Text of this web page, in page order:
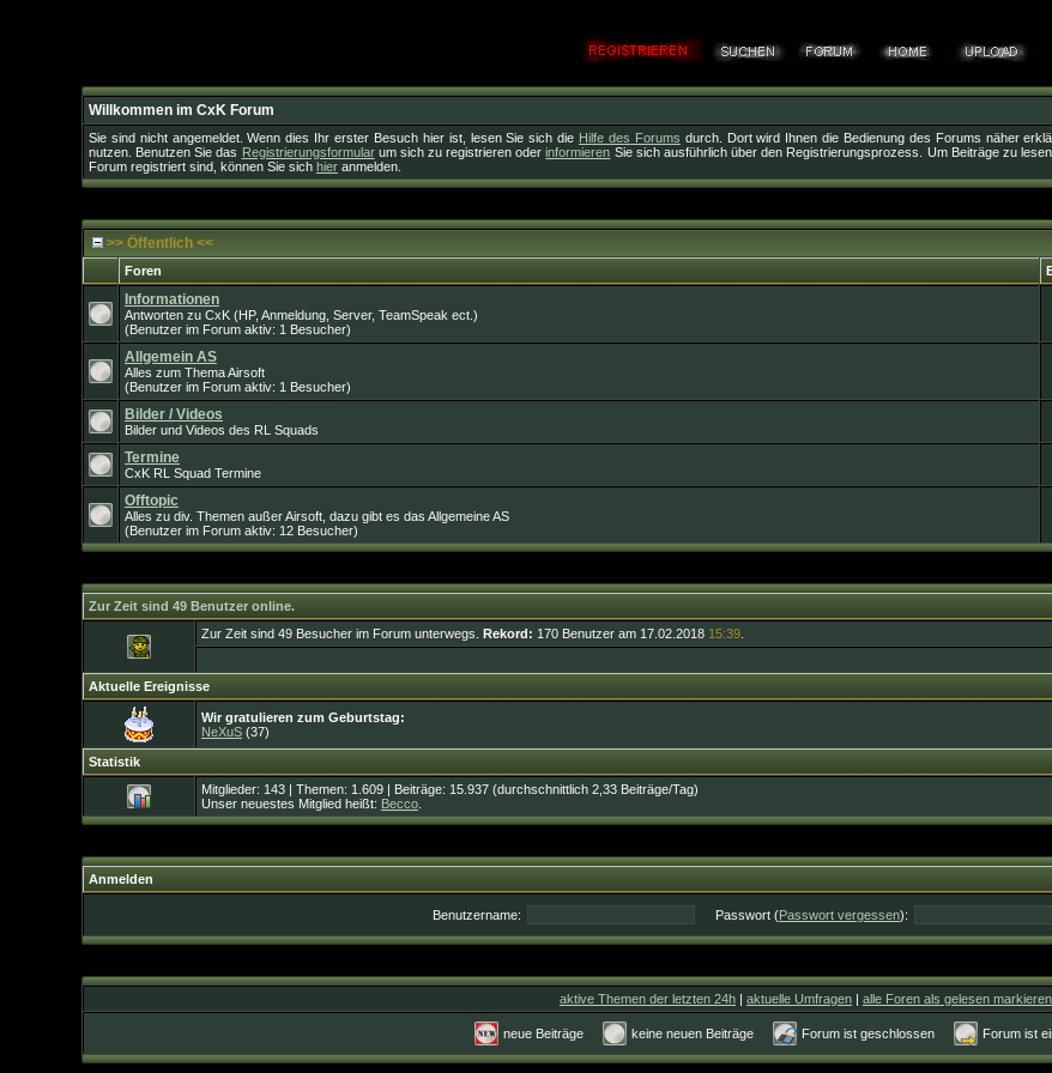
Willkommen im CxK Forum
Sie sind nicht angemeldet. Wenn dies Ihr erster Besuch hier ist, lesen Sie sich die Hilfe des Forums durch. Dort wird Ihnen die Bedienung des Forums näher
nutzen. Benutzen Sie das Registrierungsformularum sich zu registrieren oderinformieren Sie sich ausführlich über den Registrierungsprozess. Um Beiträge zu
Forum registriert sind, können Sie sich hier anmelden.
>> Öffentlich <<
Foren
Informationen
Antworten zu CxK (HP, Anmeldung, Server, TeamSpeak ect.)
(Benutzer im Forum aktiv: 1 Besucher)
Allgemein AS
Alles zum Thema Airsoft
(Benutzer im Forum aktiv: 1 Besucher)
Bilder / Videos
Bilder und Videos des RL Squads
Termine
CxK RL Squad Termine
Offtopic
Alles zu div. Themen außer Airsoft, dazu gibt es das Allgemeine AS
(Benutzer im Forum aktiv: 12 Besucher)
Zur Zeit sind 49 Benutzer online.
Zur Zeit sind 49 Besucher im Forum unterwegs. Rekord: 170 Benutzer am 17.02.2018 15:39
Aktuelle Ereignisse
Wir gratulieren zum Geburtstag:
NeXuS (37)
Statistik
Mitglieder: 143 | Themen: 1.609 | Beiträge: 15.937 (durchschnittlich 2,33 Beiträge/Tag)
Unser neuestes Mitglied heißt: Becco
Anmelden
Benutzername: Passwort (Passwort vergessen):
aktive Themen der letzten 24h | aktuelle Umfragen | alle Foren als gelesen markieren
neue Beiträge keine neuen Beiträge Forum ist geschlossen Forum ist